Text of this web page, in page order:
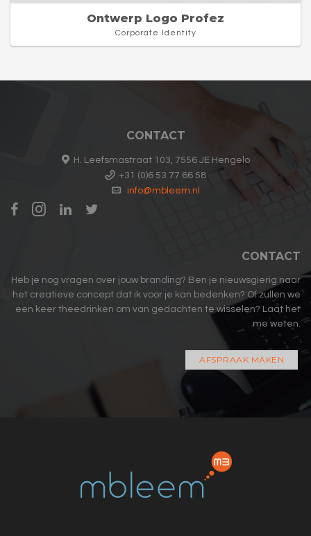
Ontwerp Logo Profez
Corporate Identity
CONTACT
H. Leefsmastraat 103, 7556 JE Hengelo
+31 (0)6 53 77 66 58
info@mbleem.nl
CONTACT
Heb je nog vragen over jouw branding? Ben je nieuwsgierig naar
het creatieve concept dat ik voor je kan bedenken? Of zullen we
een keer theedrinken om van gedachten te wisselen? Laat het
me weten.
AFSPRAAK MAKEN